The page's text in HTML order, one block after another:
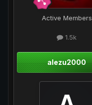
Active Members
1.5k
alezu2000